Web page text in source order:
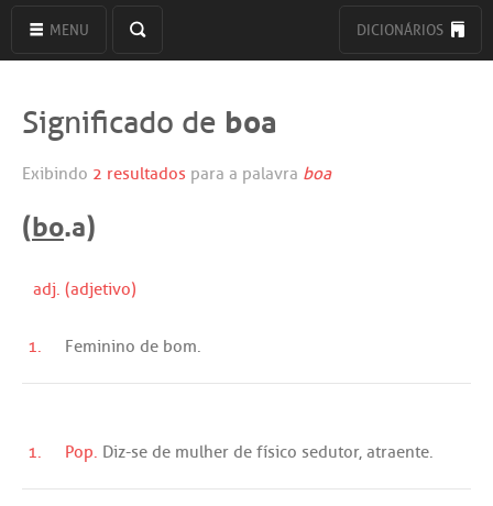
MENU DICIONÁRIOS
Significado de boa
Exibindo 2 resultados para a palavra boa
(bo.a)
adj. (adjetivo)
1. Feminino de bom.
1. Pop. Diz-se de mulher de físico sedutor, atraente.